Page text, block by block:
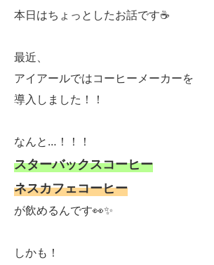
本日はちょっとしたお話です☕
最近、
アイアールではコーヒーメーカーを
導入しました！！
なんと…！！！
スターバックスコーヒー
ネスカフェコーヒー
が飲めるんです👀✨
しかも！